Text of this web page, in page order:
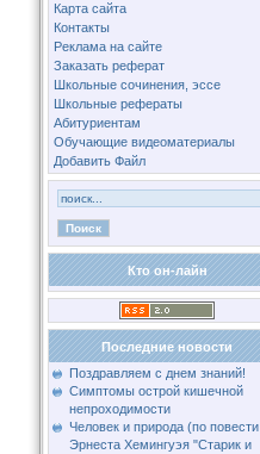
Карта сайта
Контакты
Реклама на сайте
Заказать реферат
Школьные сочинения, эссе
Школьные рефераты
Абитуриентам
Обучающие видеоматериалы
Добавить Файл
Кто он-лайн
Последние новости
Поздравляем с днем знаний!
Симптомы острой кишечной
непроходимости
Человек и природа (по повести
Эрнеста Хемингуэя "Старик и